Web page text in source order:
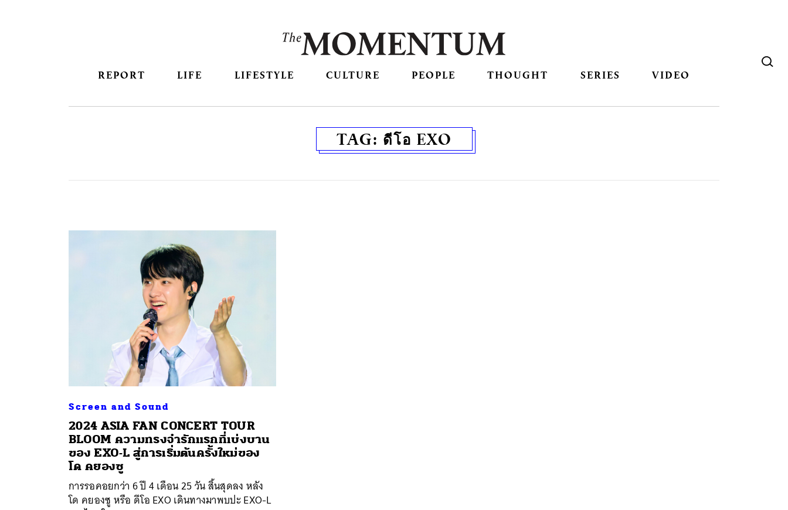
REPORT LIFE LIFESTYLE CULTURE PEOPLE THOUGHT SERIES VIDEO
TAG: ดีโอ EXO
Screen and Sound
2024 ASIA FAN CONCERT TOUR
BLOOM ความทรงจำรักแรกที่เบ่งบาน
ของ EXO-L สู่การเริ่มต้นครั้งใหม่ของ
โด คยองซู
การรอคอยกว่า 6 ปี 4 เดือน 25 วัน สิ้นสุดลง หลัง
โด คยองซู หรือ ดีโอ EXO เดินทางมาพบปะ EXO-L